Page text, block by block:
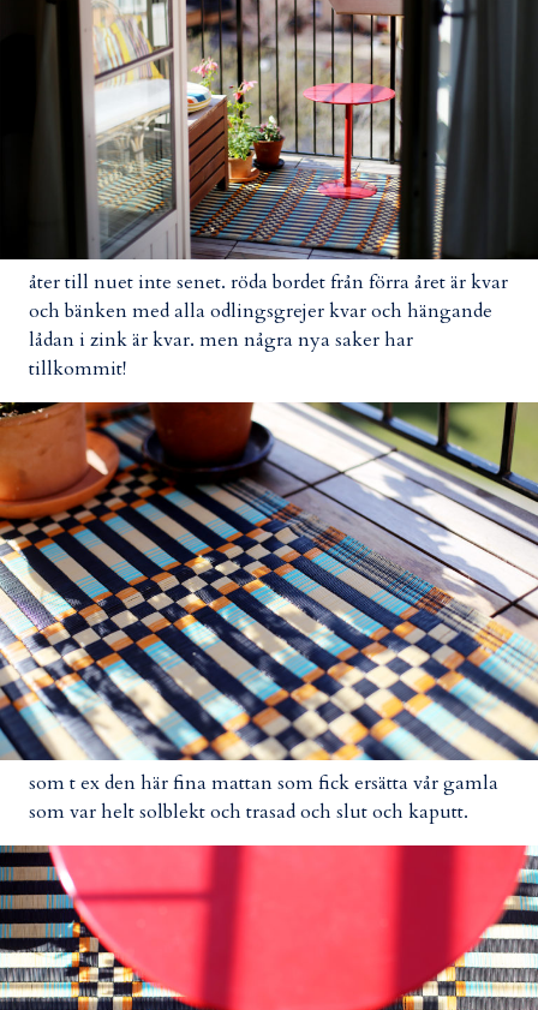
åter till nuet inte senet. röda bordet från förra året är kvar
och bänken med alla odlingsgrejer kvar och hängande
lådan i zink är kvar. men några nya saker har
tillkommit!
som t ex den här fina mattan som fick ersätta vår gamla
som var helt solblekt och trasad och slut och kaputt.